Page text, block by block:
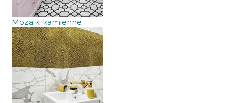
Mozaiki kamienne